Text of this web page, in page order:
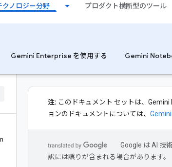
クノロジー分野 プロダクト横断型のツール
Gemini Enterprise を使用する Gemini
注: このドキュメント セットは、
ョンのドキュメントについては、
Google は AI 技
訳には誤りが含まれる場合があります。